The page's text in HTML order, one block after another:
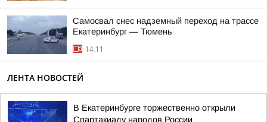
Самосвал снес надземный переход на трассе
Екатеринбург — Тюмень
14:11
ЛЕНТА НОВОСТЕЙ
В Екатеринбурге торжественно открыли
Спартакиаду народов России